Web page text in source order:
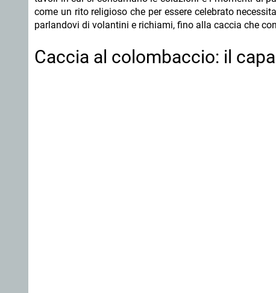
come un rito religioso che per essere celebrato
parlandovi di volantini e richiami, fino alla caccia che
Caccia al colombaccio: il